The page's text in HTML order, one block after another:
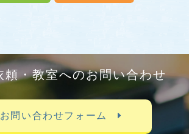
頼・教室へのお問い合わせ
お問い合わせフォーム